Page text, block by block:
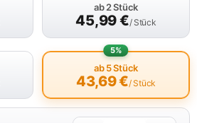
ab 2 Stück
45,99€/ Stück
ab 5 Stück
43,69€/ Stück
5%